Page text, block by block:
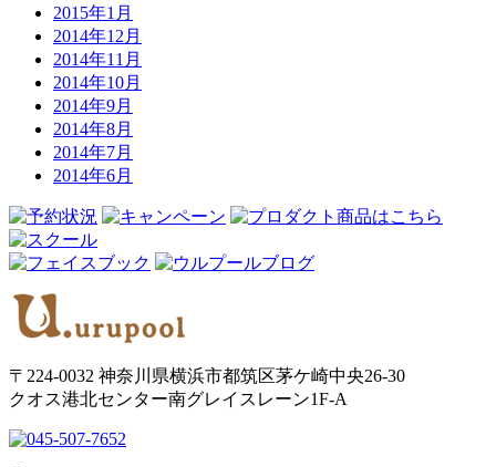
2015年1月
2014年12月
2014年11月
2014年10月
2014年9月
2014年8月
2014年7月
2014年6月
〒224-0032 神奈川県横浜市都筑区茅ケ崎中央26-30
クオス港北センター南グレイスレーン1F‐A